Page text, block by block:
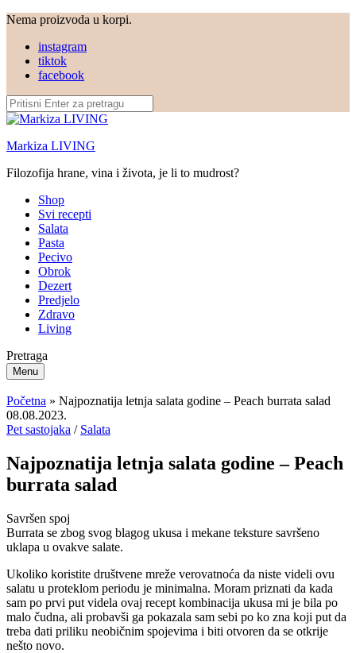
Nema proizvoda u korpi.
instagram
tiktok
facebook
Markiza LIVING
Filozofija hrane, vina i života, je li to mudrost?
Shop
Svi recepti
Salata
Pasta
Pecivo
Obrok
Dezert
Predjelo
Zdravo
Living
Pretraga
Menu
Početna » Najpoznatija letnja salata godine – Peach burrata salad
08.08.2023.
Pet sastojaka / Salata
Najpoznatija letnja salata godine – Peach
burrata salad
Savršen spoj
Burrata se zbog svog blagog ukusa i mekane teksture savršeno
uklapa u ovakve salate.
Ukoliko koristite društvene mreže verovatnoća da niste videli ovu
salatu u proteklom periodu je minimalna. Moram priznati da kada
sam po prvi put videla ovaj recept kombinacija ukusa mi je bila po
malo čudna, ali probavši ga pokazala sam sebi po ko zna koji put da
treba dati priliku neobičnim spojevima i biti otvoren da se otkrije
nešto novo.